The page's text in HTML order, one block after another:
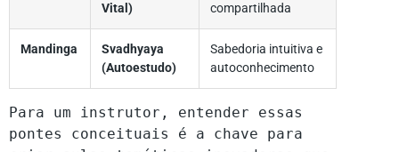
Vital)
compartilhada
Mandinga
Svadhyaya
(Autoestudo)
Sabedoria intuitiva e
autoconhecimento
Para um instrutor, entender essas
pontes conceituais é a chave para